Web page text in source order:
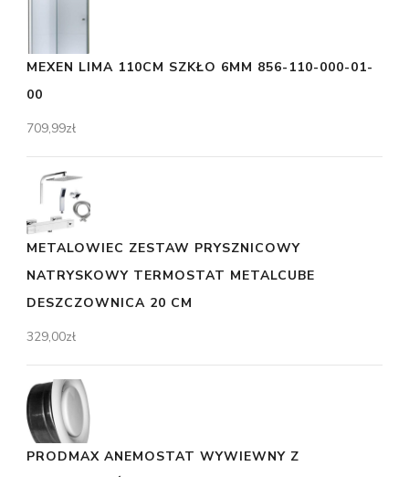
MEXEN LIMA 110CM SZKŁO 6MM 856-110-000-01-
00
709,99zł
METALOWIEC ZESTAW PRYSZNICOWY
NATRYSKOWY TERMOSTAT METALCUBE
DESZCZOWNICA 20 CM
329,00zł
PRODMAX ANEMOSTAT WYWIEWNY Z